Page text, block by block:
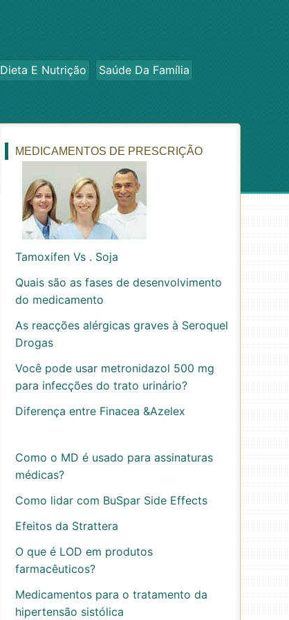
Dieta E Nutrição
Saúde Da Família
MEDICAMENTOS DE PRESCRIÇÃO
Tamoxifen Vs . Soja
Quais são as fases de desenvolvimento
do medicamento
As reacções alérgicas graves à Seroquel
Drogas
Você pode usar metronidazol 500 mg
para infecções do trato urinário?
Diferença entre Finacea &Azelex
Como o MD é usado para assinaturas
médicas?
Como lidar com BuSpar Side Effects
Efeitos da Strattera
O que é LOD em produtos
farmacêuticos?
Medicamentos para o tratamento da
hipertensão sistólica